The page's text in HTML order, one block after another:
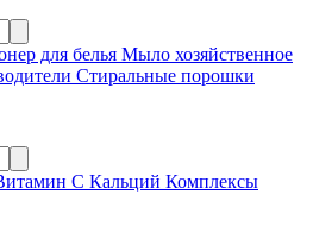
для белья Мыло хозяйственное
Стиральные порошки
С Кальций Комплексы